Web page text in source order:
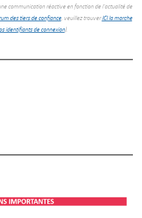
communication réactive en fonction de l’actualité de
des tiers de confiance, veuillez trouverICI la marche
identifiants de connexion).